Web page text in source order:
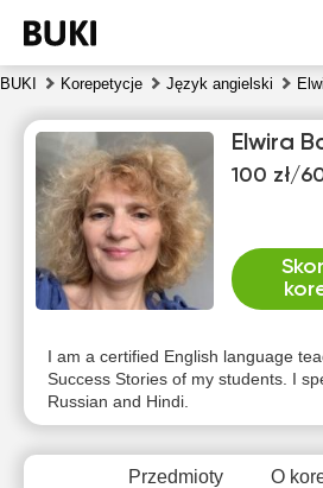
BUKI Korepetycje Język angielski
Elwira
100 zł/
I am a certified English language
Success Stories of my students. I
Russian and Hindi.
Przedmioty O
8
9
10
Brak
dostępnych
terminów
Brak
dostępnych
terminów
dostępnych
terminów